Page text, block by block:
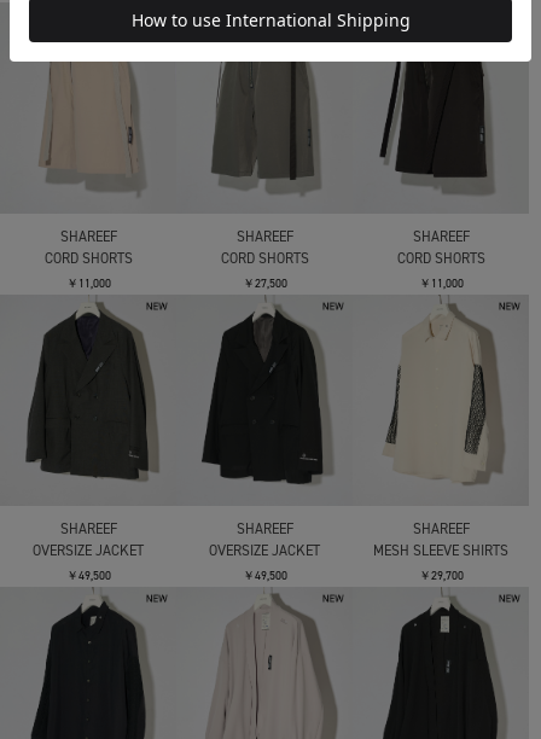
SHAREEF
CORD SHORTS
￥11,000
SHAREEF
CORD SHORTS
￥27,500
SHAREEF
CORD SHORTS
￥11,000
SHAREEF
OVERSIZE JACKET
￥49,500
SHAREEF
OVERSIZE JACKET
￥49,500
SHAREEF
MESH SLEEVE SHIRTS
￥29,700